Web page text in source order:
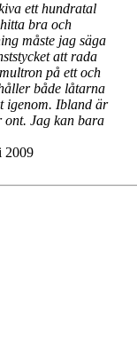
ett hundratal
bra och
måste jag säga
att rada
på ett och
både låtarna
igenom. Ibland är
ont. Jag kan bara
2009